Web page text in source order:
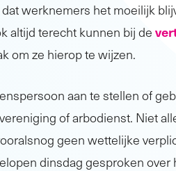
werknemers het moeilijk
altijd terecht kunnen bij de
om ze hierop te wijzen.
aan te stellen of
of arbodienst. Niet
geen wettelijke
dinsdag gesproken over